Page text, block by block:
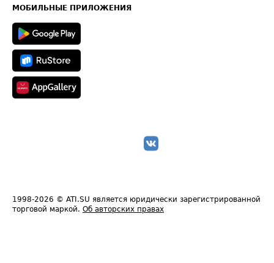
Техническая информация
МОБИЛЬНЫЕ ПРИЛОЖЕНИЯ
1998-2026 © ATI.SU является юридически зарегистрированной
торговой маркой. Об авторских правах